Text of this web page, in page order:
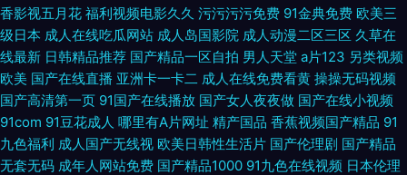
香影视五月花 福利视频电影久久 污污污污免费 91金典免费 欧美三
级日本 成人在线吃瓜网站 成人岛国影院 成人动漫二区三区 久草在
线最新 日韩精品推荐 国产精品一区自拍 男人天堂 a片123 另类视频
欧美 国产在线直播 亚洲卡一卡二 成人在线免费看黄 操操无码视频
国产高清第一页 91国产在线播放 国产女人夜夜做 国产在线小视频
91com 91豆花成人 哪里有A片网址 精产国品 香蕉视频国产精品 91
九色福利 成人国产无线视 欧美日韩性生活片 国产伦理剧 国产精品
无套无码 成年人网站免费 国产精品1000 91九色在线视频 日本伦理